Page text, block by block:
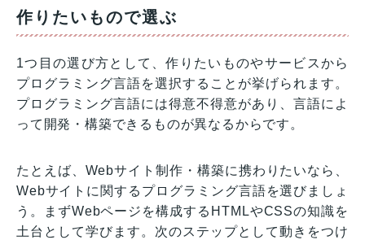
作りたいもので選ぶ
1つ目の選び方として、作りたいものやサービスから
プログラミング言語を選択することが挙げられます。
プログラミング言語には得意不得意があり、言語によ
って開発・構築できるものが異なるからです。
たとえば、Webサイト制作・構築に携わりたいなら、
Webサイトに関するプログラミング言語を選びましょ
う。まずWebページを構成するHTMLやCSSの知識を
土台として学びます。次のステップとして動きをつけ